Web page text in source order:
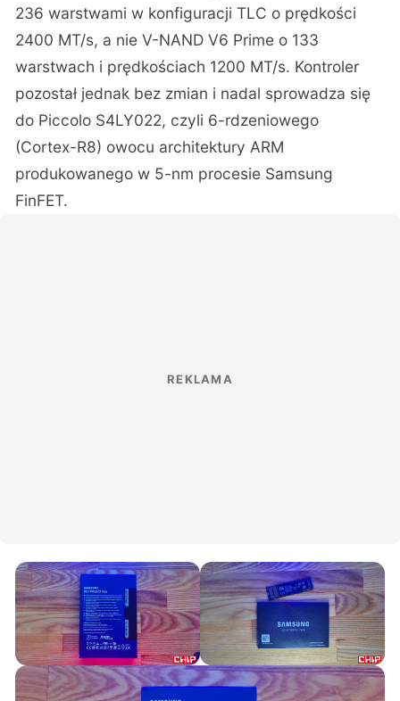
236 warstwami w konfiguracji TLC o prędkości
2400 MT/s, a nie V-NAND V6 Prime o 133
warstwach i prędkościach 1200 MT/s. Kontroler
pozostał jednak bez zmian i nadal sprowadza się
do Piccolo S4LY022, czyli 6-rdzeniowego
(Cortex-R8) owocu architektury ARM
produkowanego w 5-nm procesie Samsung
FinFET.